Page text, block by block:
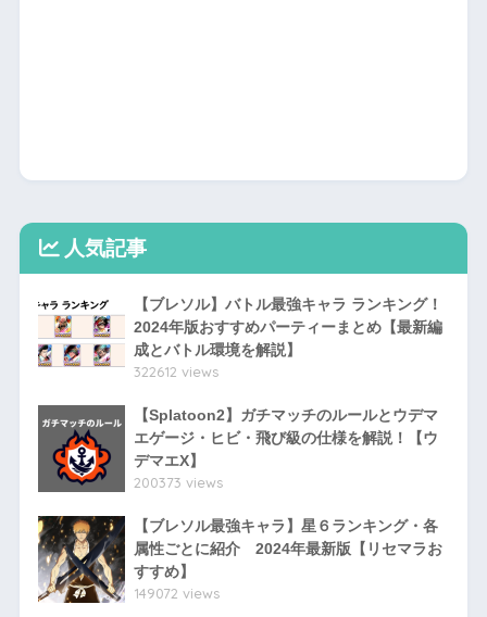
人気記事
【ブレソル】バトル最強キャラ ランキング！
2024年版おすすめパーティーまとめ【最新編
成とバトル環境を解説】
322612 views
【Splatoon2】ガチマッチのルールとウデマ
エゲージ・ヒビ・飛び級の仕様を解説！【ウ
デマエX】
200373 views
【ブレソル最強キャラ】星６ランキング・各
属性ごとに紹介 2024年最新版【リセマラお
すすめ】
149072 views